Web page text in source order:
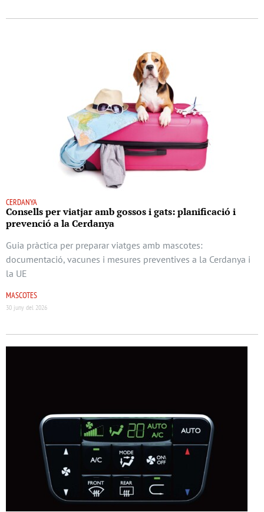
CERDANYA
Consells per viatjar amb gossos i gats: planificació i
prevenció a la Cerdanya
Guia pràctica per preparar viatges amb mascotes:
documentació, vacunes i mesures preventives a la Cerdanya i
la UE
MASCOTES
30 juny del 2026